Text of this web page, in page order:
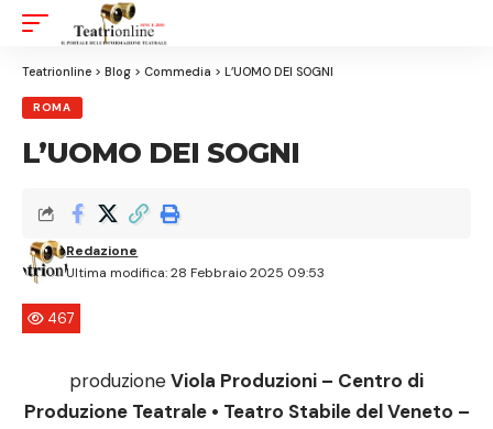
Teatrionline > Blog > Commedia > L’UOMO DEI SOGNI
ROMA
L’UOMO DEI SOGNI
Ultima modifica: 28 Febbraio 2025 09:53
Redazione
467
produzioneViola Produzioni – Centro di
Produzione Teatrale • Teatro Stabile del Veneto –